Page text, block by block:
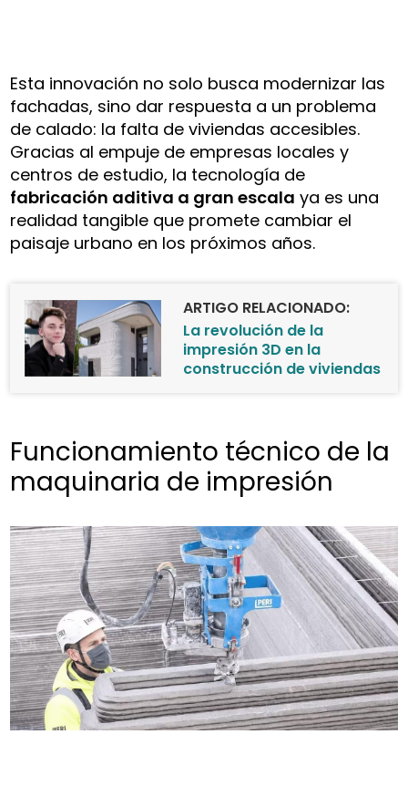
Esta innovación no solo busca modernizar las
fachadas, sino dar respuesta a un problema
de calado: la falta de viviendas accesibles.
Gracias al empuje de empresas locales y
centros de estudio, la tecnología de
fabricación aditiva a gran escala ya es una
realidad tangible que promete cambiar el
paisaje urbano en los próximos años.
ARTIGO RELACIONADO:
La revolución de la
impresión 3D en la
construcción de viviendas
Funcionamiento técnico de la
maquinaria de impresión